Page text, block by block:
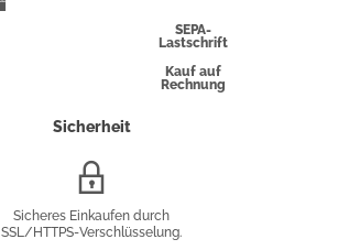
SEPA-
Lastschrift
Kauf auf
Rechnung
Sicherheit
Sicheres Einkaufen durch
SSL/HTTPS-Verschlüsselung.